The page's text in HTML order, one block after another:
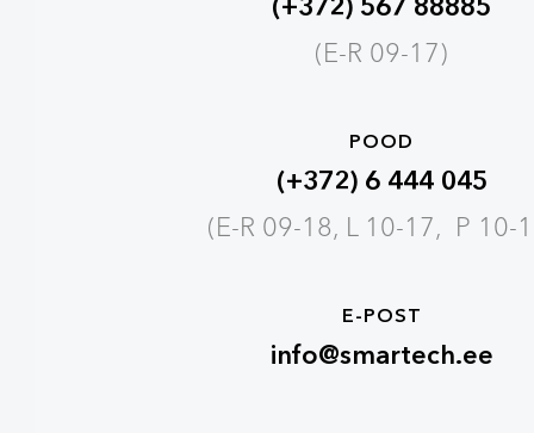
(+372) 567 88885
(E-R 09-17)
POOD
(+372) 6 444 045
(E-R 09-18, L 10-17, P 10-
E-POST
info@smartech.ee